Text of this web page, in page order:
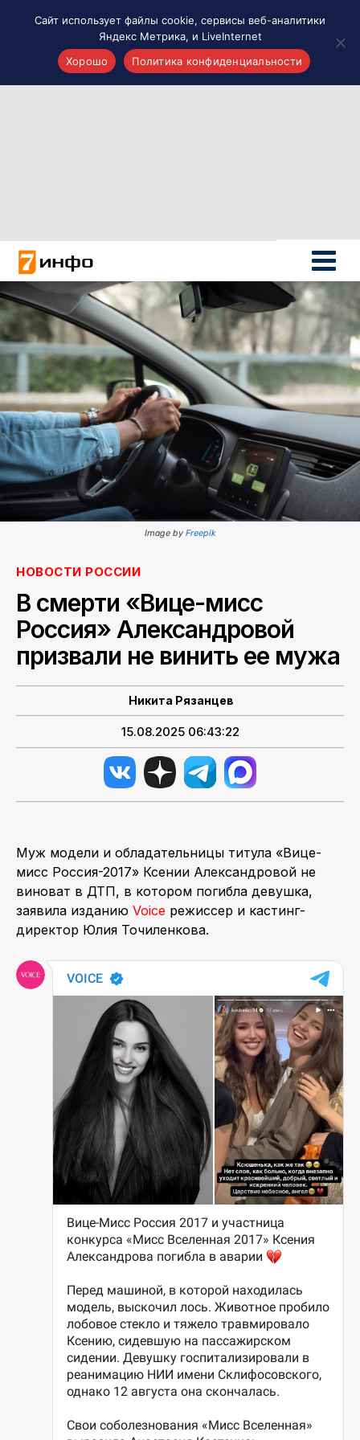
Новости России
Политика
Новости мира
Все материалы 7инфо
О НАС
ПОИСК ПО САЙТУ
Image by Freepik
НОВОСТИ РОССИИ
В смерти «Вице-мисс
Россия» Александровой
призвали не винить ее мужа
Никита Рязанцев
15.08.2025 06:43:22
Муж модели и обладательницы титула «Вице-
мисс Россия-2017» Ксении Александровой не
виноват в ДТП, в котором погибла девушка,
заявила изданию Voice режиссер и кастинг-
директор Юлия Точиленкова.
Сайт использует файлы cookie, сервисы веб-аналитики
Яндекс Метрика, и LiveInternet
Хорошо
Политика конфиденциальности